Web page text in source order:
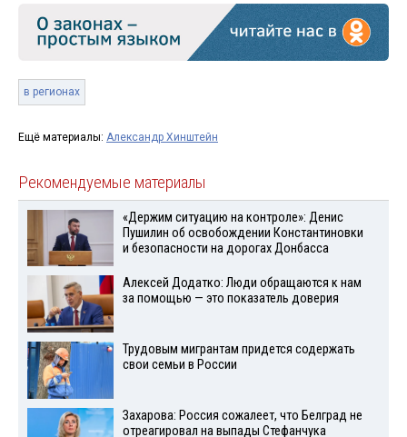
в регионах
Ещё материалы: Александр Хинштейн
Рекомендуемые материалы
«Держим ситуацию на контроле»: Денис
Пушилин об освобождении Константиновки
и безопасности на дорогах Донбасса
Алексей Додатко: Люди обращаются к нам
за помощью — это показатель доверия
Трудовым мигрантам придется содержать
свои семьи в России
Захарова: Россия сожалеет, что Белград не
отреагировал на выпады Стефанчука